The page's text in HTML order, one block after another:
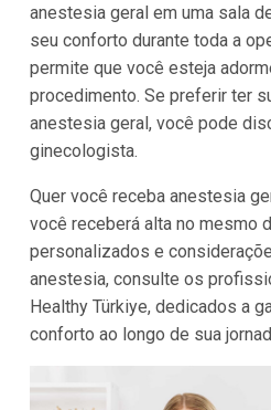
anestesia geral em uma sala
seu conforto durante toda a
permite que você esteja
procedimento. Se preferir ter
anestesia geral, você pode
ginecologista.
Quer você receba anestesia
você receberá alta no mesmo
personalizados e
anestesia, consulte os
Healthy Türkiye, dedicados a
conforto ao longo de sua